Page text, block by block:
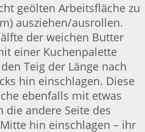
geölten Arbeitsfläche zu
ausziehen/ausrollen.
der weichen Butter
einer Kuchenpalette
Teig der Länge nach
hin einschlagen. Diese
ebenfalls mit etwas
die andere Seite des
hin einschlagen – ihr